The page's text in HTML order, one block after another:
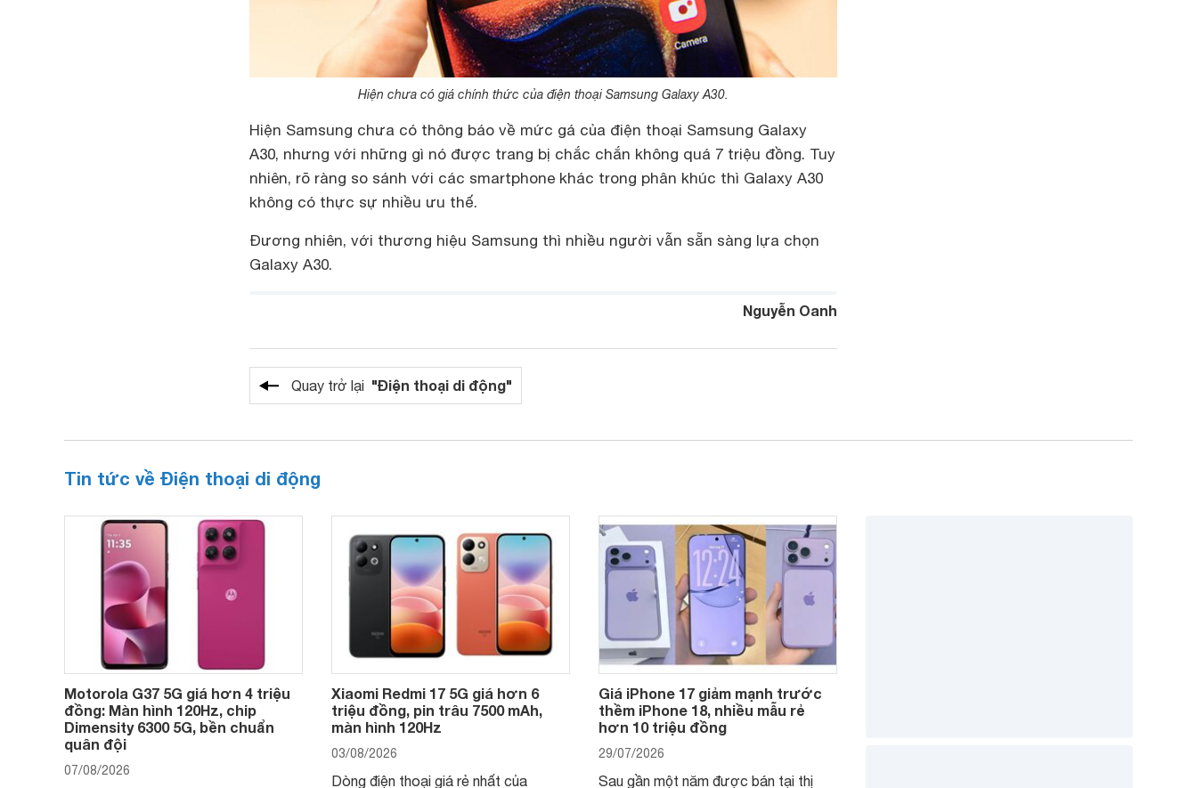
Hiện chưa có giá chính thức của điện thoại Samsung Galaxy A30.
Hiện Samsung chưa có thông báo về mức gá của điện thoại Samsung Galaxy
A30, nhưng với những gì nó được trang bị chắc chắn không quá 7 triệu đồng. Tuy
nhiên, rõ ràng so sánh với các smartphone khác trong phân khúc thì Galaxy A30
không có thực sự nhiều ưu thế.
Đương nhiên, với thương hiệu Samsung thì nhiều người vẫn sẵn sàng lựa chọn
Galaxy A30.
Nguyễn Oanh
Quay trở lại "Điện thoại di động"
Tin tức về Điện thoại di động
Motorola G37 5G giá hơn 4 triệu
đồng: Màn hình 120Hz, chip
Dimensity 6300 5G, bền chuẩn
quân đội
07/08/2026
Xiaomi Redmi 17 5G giá hơn 6
triệu đồng, pin trâu 7500 mAh,
màn hình 120Hz
03/08/2026
Dòng điện thoại giá rẻ nhất của
Giá iPhone 17 giảm mạnh trước
thềm iPhone 18, nhiều mẫu rẻ
hơn 10 triệu đồng
29/07/2026
Sau gần một năm được bán tại thị